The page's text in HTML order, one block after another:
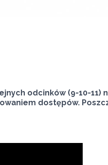
odcinków (9-10-11)
dostępów.